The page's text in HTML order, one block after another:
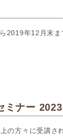
2019年12月末
ナー 2023
の方々に受講さ